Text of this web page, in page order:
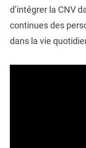
d’intégrer la CNV
continues des
dans la vie